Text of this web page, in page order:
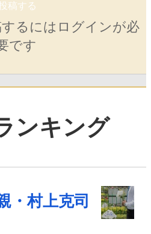
稿する
るにはログインが必
です
ンキング
・村上克司